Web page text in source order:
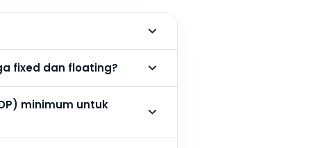
fixed dan floating?
minimum untuk